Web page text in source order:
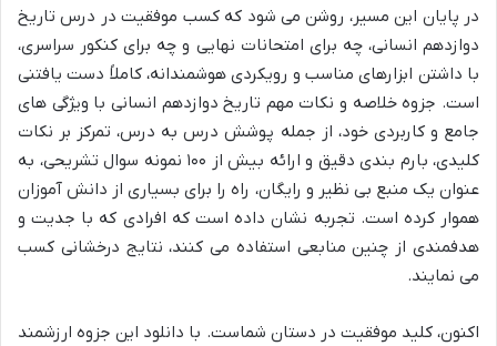
در پایان این مسیر، روشن می شود که کسب موفقیت در درس تاریخ
دوازدهم انسانی، چه برای امتحانات نهایی و چه برای کنکور سراسری،
با داشتن ابزارهای مناسب و رویکردی هوشمندانه، کاملاً دست یافتنی
است. جزوه خلاصه و نکات مهم تاریخ دوازدهم انسانی با ویژگی های
جامع و کاربردی خود، از جمله پوشش درس به درس، تمرکز بر نکات
کلیدی، بارم بندی دقیق و ارائه بیش از ۱۰۰ نمونه سوال تشریحی، به
عنوان یک منبع بی نظیر و رایگان، راه را برای بسیاری از دانش آموزان
هموار کرده است. تجربه نشان داده است که افرادی که با جدیت و
هدفمندی از چنین منابعی استفاده می کنند، نتایج درخشانی کسب
می نمایند.
اکنون، کلید موفقیت در دستان شماست. با دانلود این جزوه ارزشمند